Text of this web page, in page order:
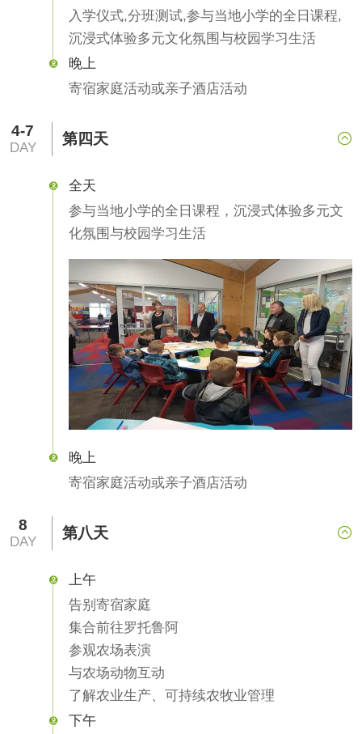
入学仪式,分班测试,参与当地小学的全日课程,
沉浸式体验多元文化氛围与校园学习生活

晚上
寄宿家庭活动或亲子酒店活动
4-7
DAY
第四天 

全天
参与当地小学的全日课程，沉浸式体验多元文
化氛围与校园学习生活

晚上
寄宿家庭活动或亲子酒店活动
8
DAY
第八天 

上午
告别寄宿家庭
集合前往罗托鲁阿
参观农场表演
与农场动物互动
了解农业生产、可持续农牧业管理

下午